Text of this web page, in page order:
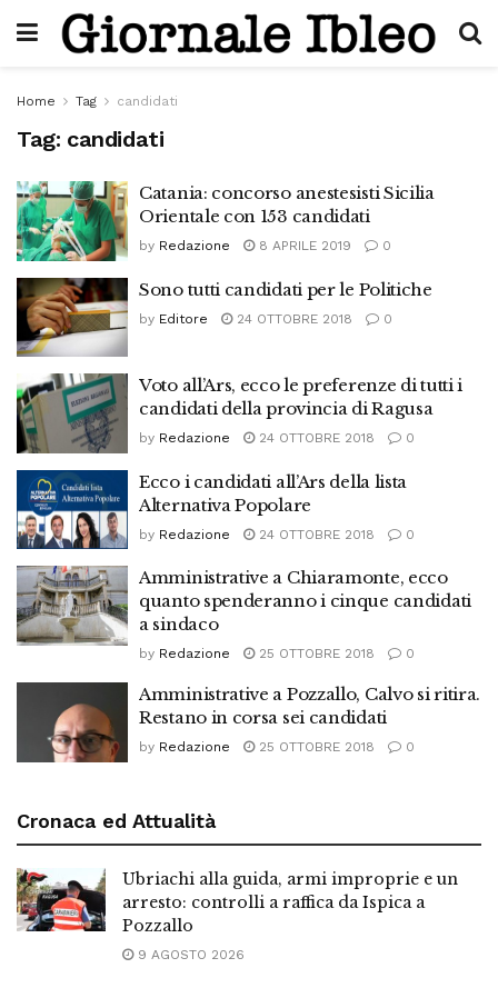
Home Tag candidati
Tag: candidati
Catania: concorso anestesisti Sicilia
Orientale con 153 candidati
by Redazione 8 APRILE 2019 0
Sono tutti candidati per le Politiche
by Editore 24 OTTOBRE 2018 0
Voto all’Ars, ecco le preferenze di tutti i
candidati della provincia di Ragusa
by Redazione 24 OTTOBRE 2018 0
Ecco i candidati all’Ars della lista
Alternativa Popolare
by Redazione 24 OTTOBRE 2018 0
Amministrative a Chiaramonte, ecco
quanto spenderanno i cinque candidati
a sindaco
by Redazione 25 OTTOBRE 2018 0
Amministrative a Pozzallo, Calvo si ritira.
Restano in corsa sei candidati
by Redazione 25 OTTOBRE 2018 0
Cronaca ed Attualità
Ubriachi alla guida, armi improprie e un
arresto: controlli a raffica da Ispica a
Pozzallo
9 AGOSTO 2026